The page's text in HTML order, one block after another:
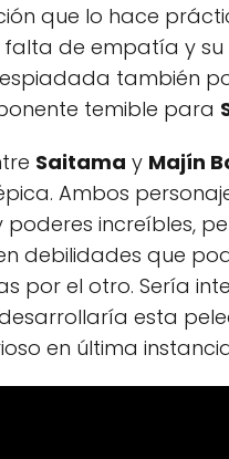
que lo hace
falta de empatía y su
también
temible para
Saitama y Majín
Ambos
poderes increíbles,
debilidades que
por el otro. Sería
esta
en última